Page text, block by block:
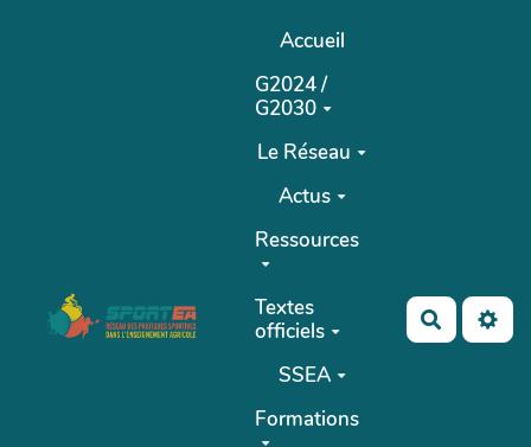
Accueil
G2024 /
G2030
Le Réseau
Actus
Ressources
Textes
officiels
SSEA
Formations